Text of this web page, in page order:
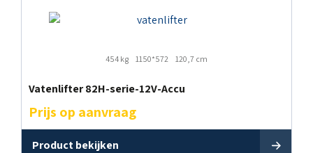
454 kg 1150*572 120,7 cm
Vatenlifter 82H-serie-12V-Accu
Prijs op aanvraag
Product bekijken